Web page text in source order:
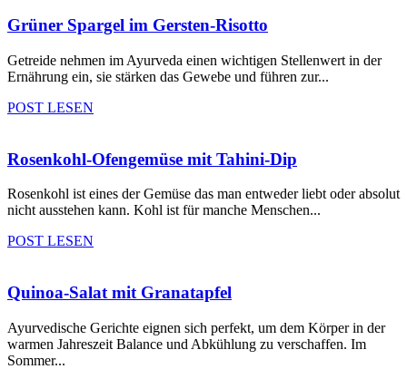
Grüner Spargel im Gersten-Risotto
Getreide nehmen im Ayurveda einen wichtigen Stellenwert in der
Ernährung ein, sie stärken das Gewebe und führen zur...
POST LESEN
Rosenkohl-Ofengemüse mit Tahini-Dip
Rosenkohl ist eines der Gemüse das man entweder liebt oder absolut
nicht ausstehen kann. Kohl ist für manche Menschen...
POST LESEN
Quinoa-Salat mit Granatapfel
Ayurvedische Gerichte eignen sich perfekt, um dem Körper in der
warmen Jahreszeit Balance und Abkühlung zu verschaffen. Im
Sommer...